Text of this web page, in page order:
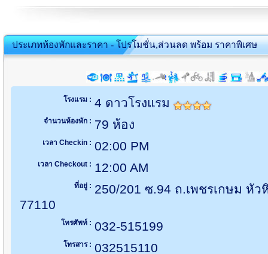
ประเภทห้องพักและราคา - โปรโมชั่น,ส่วนลด พร้อม ราคาพิเศษ
โรงแรม : 4 ดาวโรงแรม
จำนวนห้องพัก : 79 ห้อง
เวลา Checkin : 02:00 PM
เวลา Checkout : 12:00 AM
ที่อยู่ : 250/201 ซ.94 ถ.เพชรเกษม หั
77110
โทรศัพท์ : 032-515199
โทรสาร : 032515110